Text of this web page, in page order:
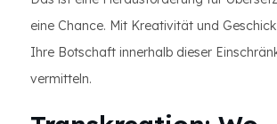
eine Chance. Mit Kreativität und
Ihre Botschaft innerhalb dieser
vermitteln.